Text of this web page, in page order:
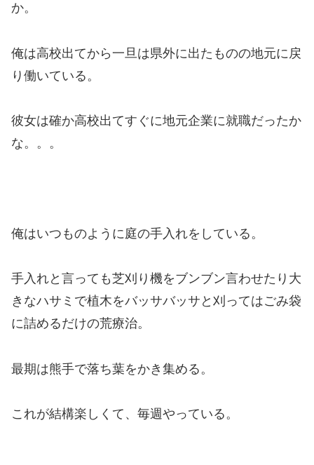
か。
俺は高校出てから一旦は県外に出たものの地元に戻
り働いている。
彼女は確か高校出てすぐに地元企業に就職だったか
な。。。
俺はいつものように庭の手入れをしている。
手入れと言っても芝刈り機をブンブン言わせたり大
きなハサミで植木をバッサバッサと刈ってはごみ袋
に詰めるだけの荒療治。
最期は熊手で落ち葉をかき集める。
これが結構楽しくて、毎週やっている。